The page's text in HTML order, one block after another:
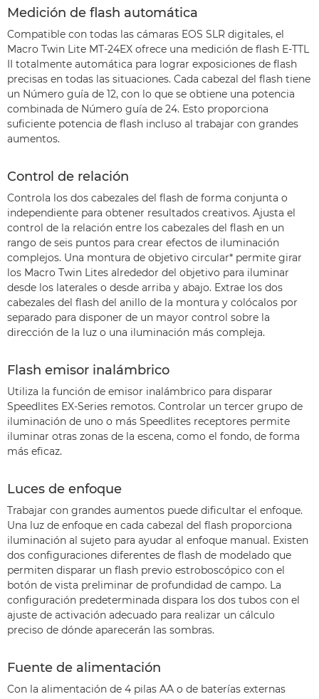
Medición de flash automática
Compatible con todas las cámaras EOS SLR digitales, el
Macro Twin Lite MT-24EX ofrece una medición de flash E-TTL
II totalmente automática para lograr exposiciones de flash
precisas en todas las situaciones. Cada cabezal del flash tiene
un Número guía de 12, con lo que se obtiene una potencia
combinada de Número guía de 24. Esto proporciona
suficiente potencia de flash incluso al trabajar con grandes
aumentos.
Control de relación
Controla los dos cabezales del flash de forma conjunta o
independiente para obtener resultados creativos. Ajusta el
control de la relación entre los cabezales del flash en un
rango de seis puntos para crear efectos de iluminación
complejos. Una montura de objetivo circular* permite girar
los Macro Twin Lites alrededor del objetivo para iluminar
desde los laterales o desde arriba y abajo. Extrae los dos
cabezales del flash del anillo de la montura y colócalos por
separado para disponer de un mayor control sobre la
dirección de la luz o una iluminación más compleja.
Flash emisor inalámbrico
Utiliza la función de emisor inalámbrico para disparar
Speedlites EX-Series remotos. Controlar un tercer grupo de
iluminación de uno o más Speedlites receptores permite
iluminar otras zonas de la escena, como el fondo, de forma
más eficaz.
Luces de enfoque
Trabajar con grandes aumentos puede dificultar el enfoque.
Una luz de enfoque en cada cabezal del flash proporciona
iluminación al sujeto para ayudar al enfoque manual. Existen
dos configuraciones diferentes de flash de modelado que
permiten disparar un flash previo estroboscópico con el
botón de vista preliminar de profundidad de campo. La
configuración predeterminada dispara los dos tubos con el
ajuste de activación adecuado para realizar un cálculo
preciso de dónde aparecerán las sombras.
Fuente de alimentación
Con la alimentación de 4 pilas AA o de baterías externas